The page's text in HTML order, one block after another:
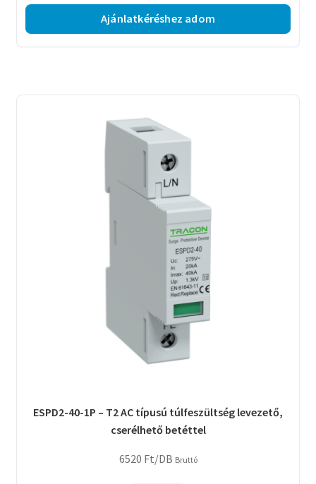
Ajánlatkéréshez adom
ESPD2-40-1P – T2 AC típusú túlfeszültség levezető,
cserélhető betéttel
6520 Ft/DB Bruttó